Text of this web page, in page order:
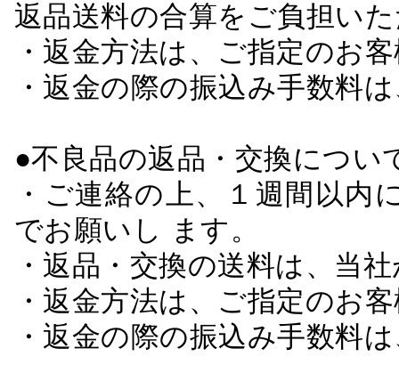
返品送料の合算をご負担い
・返金方法は、ご指定のお
・返金の際の振込み手数料
●不良品の返品・交換につい
・ご連絡の上、１週間以
でお願いし ます。
・返品・交換の送料は、当
・返金方法は、ご指定のお
・返金の際の振込み手数料